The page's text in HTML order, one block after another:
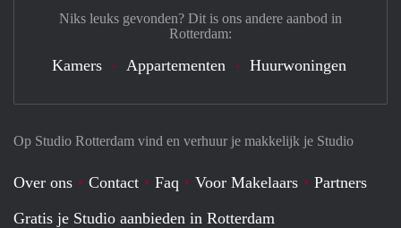
Op Studio Rotterdam vind en verhuur je makkelijk je Studio
Over ons Contact Faq Voor Makelaars
Partners
Gratis je Studio aanbieden in Rotterdam
Niks leuks gevonden? Dit is ons andere aanbod in
Rotterdam:
Kamers Appartementen Huurwoningen